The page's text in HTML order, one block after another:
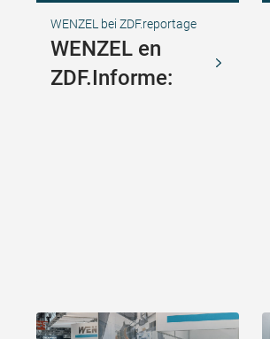
WENZEL bei ZDF.reportage
WENZEL en
ZDF.Informe: